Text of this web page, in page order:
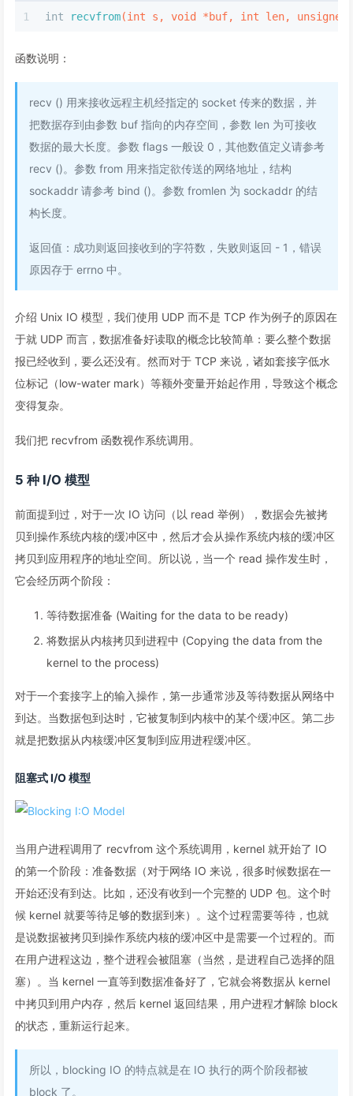
1 int recvfrom(int s, void *buf, int len, unsigned
函数说明：
recv () 用来接收远程主机经指定的 socket 传来的数据，并
把数据存到由参数 buf 指向的内存空间，参数 len 为可接收
数据的最大长度。参数 flags 一般设 0，其他数值定义请参考
recv ()。参数 from 用来指定欲传送的网络地址，结构
sockaddr 请参考 bind ()。参数 fromlen 为 sockaddr 的结
构长度。
返回值：成功则返回接收到的字符数，失败则返回 - 1，错误
原因存于 errno 中。
介绍 Unix IO 模型，我们使用 UDP 而不是 TCP 作为例子的原因在
于就 UDP 而言，数据准备好读取的概念比较简单：要么整个数据
报已经收到，要么还没有。然而对于 TCP 来说，诸如套接字低水
位标记（low-water mark）等额外变量开始起作用，导致这个概念
变得复杂。
我们把 recvfrom 函数视作系统调用。
5 种 I/O 模型
前面提到过，对于一次 IO 访问（以 read 举例），数据会先被拷
贝到操作系统内核的缓冲区中，然后才会从操作系统内核的缓冲区
拷贝到应用程序的地址空间。所以说，当一个 read 操作发生时，
它会经历两个阶段：
等待数据准备 (Waiting for the data to be ready)
将数据从内核拷贝到进程中 (Copying the data from the
kernel to the process)
对于一个套接字上的输入操作，第一步通常涉及等待数据从网络中
到达。当数据包到达时，它被复制到内核中的某个缓冲区。第二步
就是把数据从内核缓冲区复制到应用进程缓冲区。
阻塞式 I/O 模型
当用户进程调用了 recvfrom 这个系统调用，kernel 就开始了 IO
的第一个阶段：准备数据（对于网络 IO 来说，很多时候数据在一
开始还没有到达。比如，还没有收到一个完整的 UDP 包。这个时
候 kernel 就要等待足够的数据到来）。这个过程需要等待，也就
是说数据被拷贝到操作系统内核的缓冲区中是需要一个过程的。而
在用户进程这边，整个进程会被阻塞（当然，是进程自己选择的阻
塞）。当 kernel 一直等到数据准备好了，它就会将数据从 kernel
中拷贝到用户内存，然后 kernel 返回结果，用户进程才解除 block
的状态，重新运行起来。
所以，blocking IO 的特点就是在 IO 执行的两个阶段都被
block 了。